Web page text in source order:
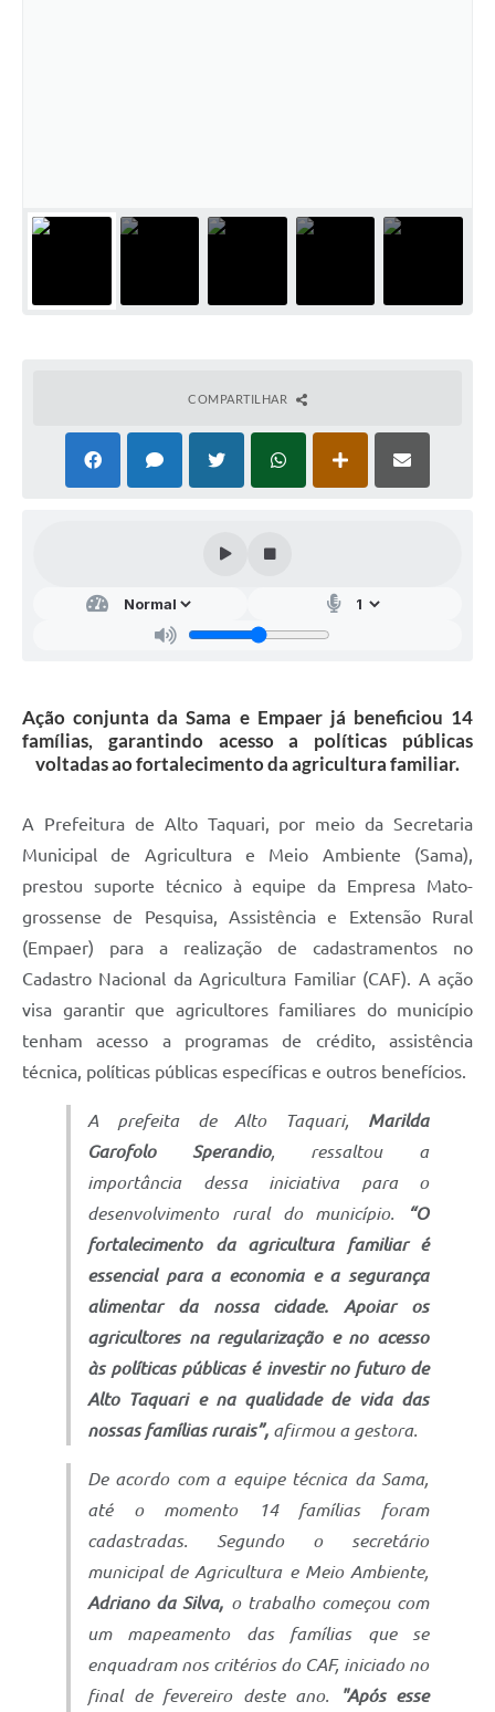
COMPARTILHAR
Ação conjunta da Sama e Empaer já beneficiou 14
famílias, garantindo acesso a políticas públicas
voltadas ao fortalecimento da agricultura familiar.
A Prefeitura de Alto Taquari, por meio da Secretaria
Municipal de Agricultura e Meio Ambiente (Sama),
prestou suporte técnico à equipe da Empresa Mato-
grossense de Pesquisa, Assistência e Extensão Rural
(Empaer) para a realização de cadastramentos no
Cadastro Nacional da Agricultura Familiar (CAF). A ação
visa garantir que agricultores familiares do município
tenham acesso a programas de crédito, assistência
técnica, políticas públicas específicas e outros benefícios.
A prefeita de Alto Taquari, Marilda
Garofolo Sperandio, ressaltou a
importância dessa iniciativa para o
desenvolvimento rural do município.
“O
fortalecimento da agricultura familiar é
essencial para a economia e a segurança
alimentar da nossa cidade. Apoiar os
agricultores na regularização e no acesso
às políticas públicas é investir no futuro de
Alto Taquari e na qualidade de vida das
nossas famílias rurais”, afirmou a gestora.
De acordo com a equipe técnica da Sama,
até o momento 14 famílias foram
cadastradas. Segundo o secretário
municipal de Agricultura e Meio Ambiente,
Adriano da Silva, o trabalho começou com
um mapeamento das famílias que se
enquadram nos critérios do CAF, iniciado no
final de fevereiro deste ano.
"Após esse